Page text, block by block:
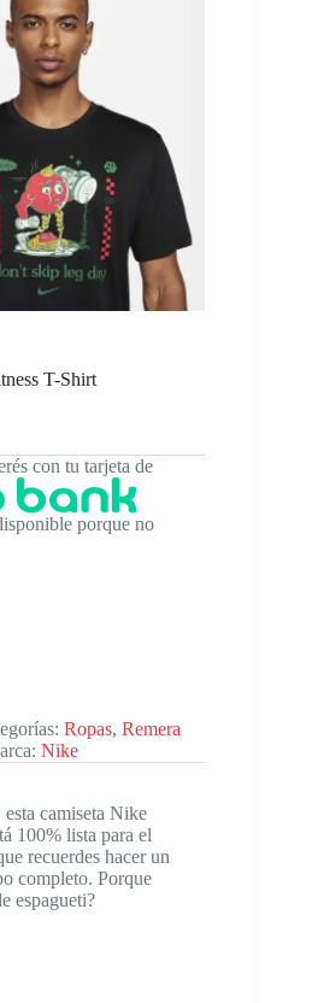
T-Shirt
con tu tarjeta de
porque no
Ropas, Remera
Nike
camiseta Nike
100% lista para el
recuerdes hacer un
completo. Porque
espagueti?